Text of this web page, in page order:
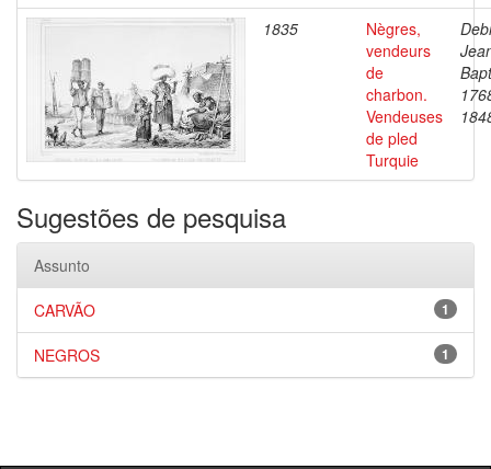
1835
Nègres,
vendeurs
de
charbon.
Vendeuses
de pled
Turquie
Sugestões de pesquisa
Assunto
1
CARVÃO
1
NEGROS